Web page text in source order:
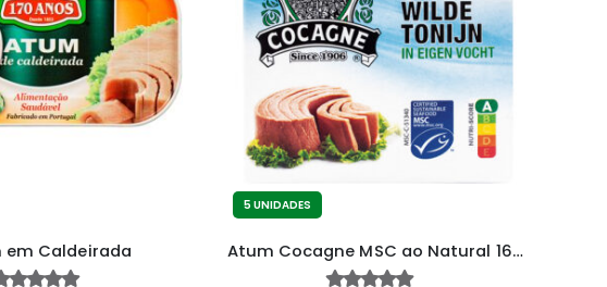
em Caldeirada
5 UNIDADES
Atum Cocagne MSC ao Natural 160 g